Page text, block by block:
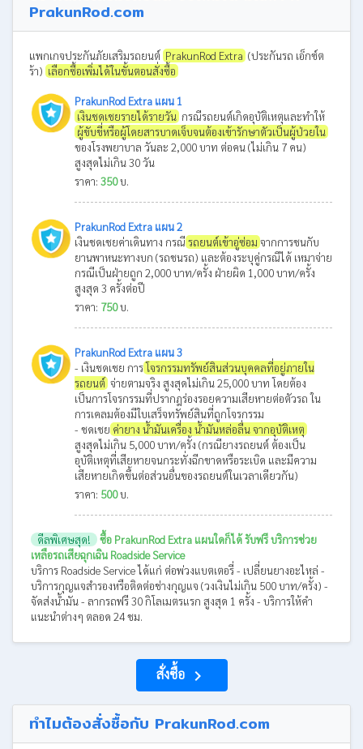
PrakunRod.com
แพกเกจประกันภัยเสริมรถยนต์ PrakunRod Extra (ประกันรถ เอ็กซ์ต
ร้า) เลือกซื้อเพิ่มได้ในขั้นตอนสั่งซื้อ
PrakunRod Extra แผน 1
เงินชดเชยรายได้รายวัน กรณีรถยนต์เกิดอุบัติเหตุและทำให้
ผู้ขับขี่หรือผู้โดยสารบาดเจ็บจนต้องเข้ารักษาตัวเป็นผู้ป่วยใน
ของโรงพยาบาล วันละ 2,000 บาท ต่อคน (ไม่เกิน 7 คน)
สูงสุดไม่เกิน 30 วัน
ราคา: 350บ.
PrakunRod Extra แผน 2
เงินชดเชยค่าเดินทาง กรณี รถยนต์เข้าอู่ซ่อม จากการชนกับ
ยานพาหนะทางบก (รถชนรถ) และต้องระบุคู่กรณีได้ เหมาจ่าย
กรณีเป็นฝ่ายถูก 2,000 บาท/ครั้ง ฝ่ายผิด 1,000 บาท/ครั้ง
สูงสุด 3 ครั้งต่อปี
ราคา: 750บ.
PrakunRod Extra แผน 3
- เงินชดเชย การโจรกรรมทรัพย์สินส่วนบุคคลที่อยู่ภายใน
รถยนต์ จ่ายตามจริง สูงสุดไม่เกิน 25,000 บาท โดยต้อง
เป็นการโจรกรรมที่ปรากฎร่องรอยความเสียหายต่อตัวรถ ใน
การเคลมต้องมีใบเสร็จทรัพย์สินที่ถูกโจรกรรม
- ชดเชย ค่ายาง น้ำมันเครื่อง น้ำมันหล่อลื่น จากอุบัติเหตุ
สูงสุดไม่เกิน 5,000 บาท/ครั้ง (กรณียางรถยนต์ ต้องเป็น
อุบัติเหตุที่เสียหายจนกระทั่งฉีกขาดหรือระเบิด และมีความ
เสียหายเกิดขึ้นต่อส่วนอื่นของรถยนต์ในเวลาเดียวกัน)
ราคา: 500บ.
ดีลพิเศษสุด!
ซื้อ PrakunRod Extra แผนใดก็ได้ รับฟรี บริการช่วย
เหลือรถเสียฉุกเฉิน Roadside Service
บริการ Roadside Service ได้แก่ ต่อพ่วงแบตเตอรี่ - เปลี่ยนยางอะไหล่ -
บริการกุญแจสำรองหรือติดต่อช่างกุญแจ (วงเงินไม่เกิน 500 บาท/ครั้ง) -
จัดส่งน้ำมัน - ลากรถฟรี 30 กิโลเมตรแรก สูงสุด 1 ครั้ง - บริการให้คำ
แนะนำต่างๆ ตลอด 24 ชม.
สั่งซื้อ navigate_next
ทำไมต้องสั่งซื้อกับ PrakunRod.com